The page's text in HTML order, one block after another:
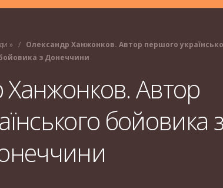
»
Олександр Ханжонков. Автор першого
з Донеччини
Автор
бойовика з